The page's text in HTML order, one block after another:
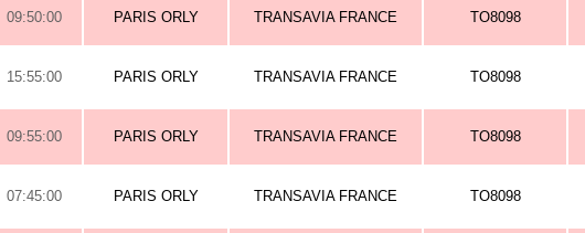
09:50:00 PARIS ORLY TRANSAVIA FRANCE TO8098
15:55:00 PARIS ORLY TRANSAVIA FRANCE TO8098
09:55:00 PARIS ORLY TRANSAVIA FRANCE TO8098
07:45:00 PARIS ORLY TRANSAVIA FRANCE TO8098